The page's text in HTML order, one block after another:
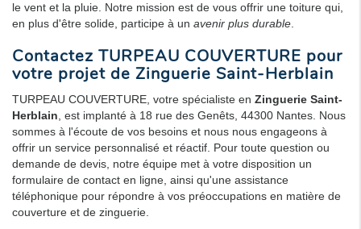
le vent et la pluie. Notre mission est de vous offrir une toiture qui,
en plus d'être solide, participe à un avenir plus durable.
Contactez TURPEAU COUVERTURE pour
votre projet de Zinguerie Saint-Herblain
TURPEAU COUVERTURE, votre spécialiste en Zinguerie Saint-
Herblain, est implanté à 18 rue des Genêts, 44300 Nantes. Nous
sommes à l'écoute de vos besoins et nous nous engageons à
offrir un service personnalisé et réactif. Pour toute question ou
demande de devis, notre équipe met à votre disposition un
formulaire de contact en ligne, ainsi qu'une assistance
téléphonique pour répondre à vos préoccupations en matière de
couverture et de zinguerie.